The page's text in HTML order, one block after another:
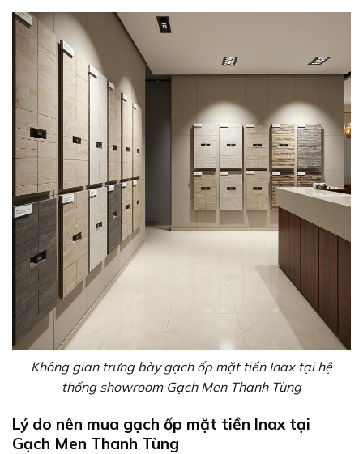
Không gian trưng bày gạch ốp mặt tiền Inax tại hệ
thống showroom Gạch Men Thanh Tùng
Lý do nên mua gạch ốp mặt tiền Inax tại
Gạch Men Thanh Tùng